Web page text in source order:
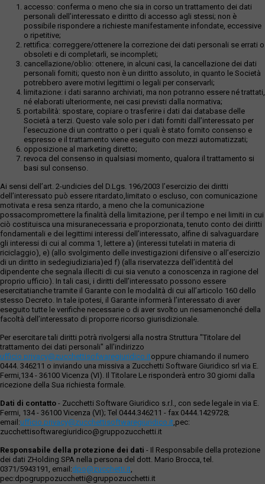
accesso: conferma o meno che sia in corso un trattamento dei dati
personali dell’interessato e diritto di accesso agli stessi; non è
possibile rispondere a richieste manifestamente infondate, eccessive
o ripetitive;
rettifica: correggere/ottenere la correzione dei dati personali se errati o
obsoleti e di completarli, se incompleti;
cancellazione/oblio: ottenere, in alcuni casi, la cancellazione dei dati
personali forniti; questo non è un diritto assoluto, in quanto le Società
potrebbero avere motivi legittimi o legali per conservarli;
limitazione: i dati saranno archiviati, ma non potranno essere né trattati,
né elaborati ulteriormente, nei casi previsti dalla normativa;
portabilità: spostare, copiare o trasferire i dati dai database delle
Società a terzi. Questo vale solo per i dati forniti dall’interessato per
l’esecuzione di un contratto o per i quali è stato fornito consenso e
espresso e il trattamento viene eseguito con mezzi automatizzati;
opposizione al marketing diretto;
revoca del consenso in qualsiasi momento, qualora il trattamento si
basi sul consenso.
Ai sensi dell’art. 2-undicies del D.Lgs. 196/2003 l’esercizio dei diritti
dell’interessato può essere ritardato,limitato o escluso, con comunicazione
motivata e resa senza ritardo, a meno che la comunicazione
possacompromettere la finalità della limitazione, per il tempo e nei limiti in cui
ciò costituisca una misuranecessaria e proporzionata, tenuto conto dei diritti
fondamentali e dei legittimi interessi dell’interessato, alfine di salvaguardare
gli interessi di cui al comma 1, lettere a) (interessi tutelati in materia di
riciclaggio), e) (allo svolgimento delle investigazioni difensive o all’esercizio
di un diritto in sedegiudiziaria)ed f) (alla riservatezza dell’identità del
dipendente che segnala illeciti di cui sia venuto a conoscenza in ragione del
proprio ufficio). In tali casi, i diritti dell’interessato possono essere
esercitatianche tramite il Garante con le modalità di cui all’articolo 160 dello
stesso Decreto. In tale ipotesi, il Garante informerà l’interessato di aver
eseguito tutte le verifiche necessarie o di aver svolto un riesamenonché della
facoltà dell’interessato di proporre ricorso giurisdizionale.
Per esercitare tali diritti potrà rivolgersi alla nostra Struttura "Titolare del
trattamento dei dati personali" all'indirizzo
ufficio.privacy@zucchettisofwaregiuridico.itoppure chiamando il numero
0444. 346211 o inviando una missiva a Zucchetti Software Giuridico srl via E.
Fermi,134 - 36100 Vicenza (VI). Il Titolare Le risponderà entro 30 giorni dalla
ricezione della Sua richiesta formale.
Dati di contatto - Zucchetti Software Giuridico s.r.l., con sede legale in via E.
Fermi, 134 - 36100 Vicenza (VI); Tel 0444.346211 - fax 0444.1429728;
email:ufficio.privacy@zucchettisoftwaregiuridico.it,pec:
zucchettisoftwaregiuridico@gruppozucchetti.it
Responsabile della protezione dei dati - Il Responsabile della protezione
dei dati ZHolding SPA nella persona del dott. Mario Brocca, tel.
0371/5943191, email:dpo@zucchetti.it,
pec:dpogruppozucchetti@gruppozucchetti.it